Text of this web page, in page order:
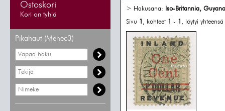
Ostoskori
Kori on tyhjä
Pikahaut (Menec3)
> Hakusana:
Iso-Britannia, Guyana
Sivu 1 , kohteet 1 - 1 , löytyi yhteensä